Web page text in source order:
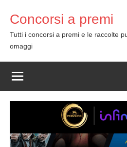
content
Concorsi a premi
Tutti i concorsi a premi e le raccolte
omaggi